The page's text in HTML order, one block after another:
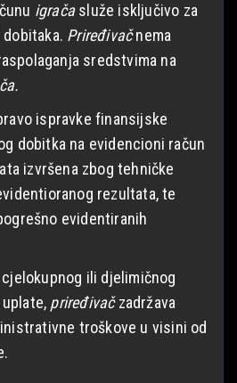
igračasluže isključivo za
Priređivačnema
sredstvima na
ispravke finansijske
dobitka na evidencioni račun
izvršena zbog tehničke
rezultata, te
evidentiranih
ili djelimičnog
priređivačzadržava
troškove u visini od